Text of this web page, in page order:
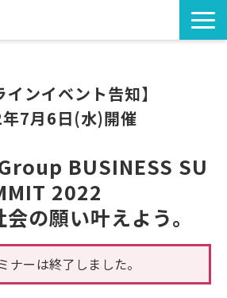
インイベント告知】
7月6日(水)開催
BUSINESS SU
2022
の願い叶えよう。
ナーは終了しました。